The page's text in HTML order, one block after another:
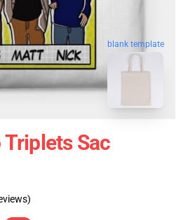
blank template
Sac